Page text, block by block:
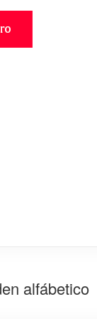
alfábetico